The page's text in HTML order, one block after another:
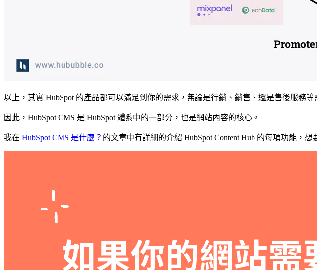
以上，其實 HubSpot 的產品都可以滿足到你的需求，無論是行銷、銷售、還是售後服務
因此，HubSpot CMS 是 HubSpot 體系中的一部分，也是網站內容的核心。
我在 HubSpot CMS 是什麼？ 的文章中有詳細的介紹 HubSpot Content Hub 的每項功能，